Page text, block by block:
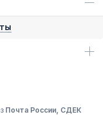
Почта России, СДЕК